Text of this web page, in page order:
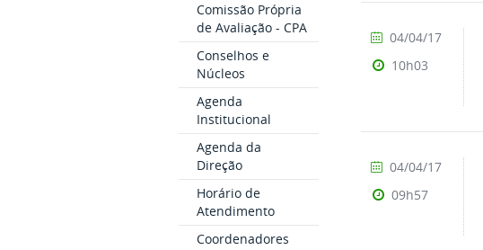
Comissão Própria
de Avaliação - CPA
Conselhos e
Núcleos
Agenda
Institucional
Agenda da
Direção
Horário de
Atendimento
Coordenadores
04/04/17
10h03
04/04/17
09h57